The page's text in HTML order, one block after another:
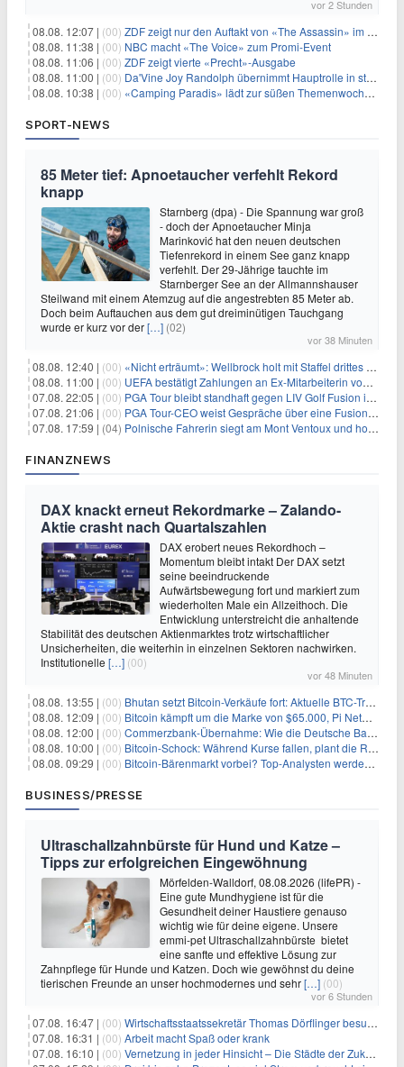
vor 2 Stunden
08.08. 12:07 | (00) ZDF zeigt nur den Auftakt von «The Assassin» im Fernsehen
08.08. 11:38 | (00) NBC macht «The Voice» zum Promi-Event
08.08. 11:06 | (00) ZDF zeigt vierte «Precht»-Ausgabe
08.08. 11:00 | (00) Da'Vine Joy Randolph übernimmt Hauptrolle in starbesetzter schwarzer Komödie
08.08. 10:38 | (00) «Camping Paradis» lädt zur süßen Themenwoche ein
SPORT-NEWS
85 Meter tief: Apnoetaucher verfehlt Rekord
knapp
Starnberg (dpa) - Die Spannung war groß
- doch der Apnoetaucher Minja
Marinković hat den neuen deutschen
Tiefenrekord in einem See ganz knapp
verfehlt. Der 29-Jährige tauchte im
Starnberger See an der Allmannshauser
Steilwand mit einem Atemzug auf die angestrebten 85 Meter ab.
Doch beim Auftauchen aus dem gut dreiminütigen Tauchgang
wurde er kurz vor der[…] (02)
vor 38 Minuten
08.08. 12:40 | (00) «Nicht erträumt»: Wellbrock holt mit Staffel drittes EM-Gold
08.08. 11:00 | (00) UEFA bestätigt Zahlungen an Ex-Mitarbeiterin von Infantino
07.08. 22:05 | (00) PGA Tour bleibt standhaft gegen LIV Golf Fusion in einem sich wandelnden Sportumfeld
07.08. 21:06 | (00) PGA Tour-CEO weist Gespräche über eine Fusion mit LIV Golf zurück und bekräftigt die Wettbewerbslandschaft
07.08. 17:59 | (04) Polnische Fahrerin siegt am Mont Ventoux und holt Tour-Gelb
FINANZNEWS
DAX knackt erneut Rekordmarke – Zalando-
Aktie crasht nach Quartalszahlen
DAX erobert neues Rekordhoch –
Momentum bleibt intakt Der DAX setzt
seine beeindruckende
Aufwärtsbewegung fort und markiert zum
wiederholten Male ein Allzeithoch. Die
Entwicklung unterstreicht die anhaltende
Stabilität des deutschen Aktienmarktes trotz wirtschaftlicher
Unsicherheiten, die weiterhin in einzelnen Sektoren nachwirken.
Institutionelle […] (00)
vor 48 Minuten
08.08. 13:55 | (00) Bhutan setzt Bitcoin-Verkäufe fort: Aktuelle BTC-Transaktionen
08.08. 12:09 | (00) Bitcoin kämpft um die Marke von $65.000, Pi Network gewinnt an Unterstützung
08.08. 12:00 | (00) Commerzbank-Übernahme: Wie die Deutsche Bank im Schatten zum großen Gewinner wird
08.08. 10:00 | (00) Bitcoin-Schock: Während Kurse fallen, plant die Regierung die Steuer-Bombe
08.08. 09:29 | (00) Bitcoin-Bärenmarkt vorbei? Top-Analysten werden optimistisch, aber die Geschichte sagt etwas anderes
BUSINESS/PRESSE
Ultraschallzahnbürste für Hund und Katze –
Tipps zur erfolgreichen Eingewöhnung
Mörfelden-Walldorf, 08.08.2026 (lifePR) -
Eine gute Mundhygiene ist für die
Gesundheit deiner Haustiere genauso
wichtig wie für deine eigene. Unsere
emmi-pet Ultraschallzahnbürste bietet
eine sanfte und effektive Lösung zur
Zahnpflege für Hunde und Katzen. Doch wie gewöhnst du deine
tierischen Freunde an unser hochmodernes und sehr[…] (00)
vor 6 Stunden
07.08. 16:47 | (00) Wirtschaftsstaatssekretär Thomas Dörflinger besucht Handwerksbetrieb im Kammerbezirk Freiburg
07.08. 16:31 | (00) Arbeit macht Spaß oder krank
07.08. 16:10 | (00) Vernetzung in jeder Hinsicht – Die Städte der Zukunft sind grün-blau